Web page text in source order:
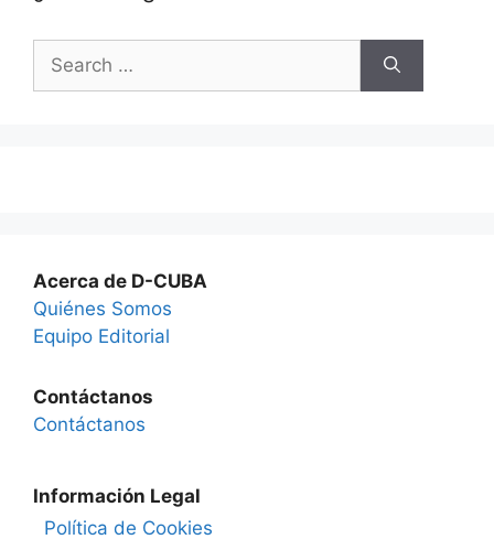
for:
Acerca de D-CUBA
Quiénes Somos
Equipo Editorial
Contáctanos
Contáctanos
Información Legal
Política de Cookies